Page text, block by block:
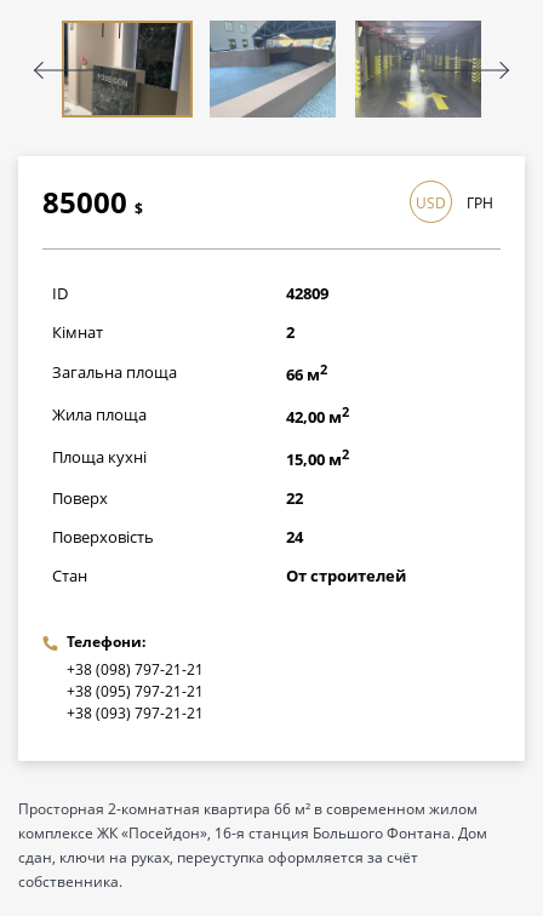
85000 $
2465000грн
USD ГРН
ID
42809
Кімнат
2
Загальна площа
66 м2
Жила площа 42,00 м2
Площа кухні 15,00 м2
Поверх
22
Поверховість
24
Стан
От строителей
Телефони:
+38 (098) 797-21-21
+38 (095) 797-21-21
+38 (093) 797-21-21
Просторная 2-комнатная квартира 66 м² в современном жилом
комплексе ЖК «Посейдон», 16-я станция Большого Фонтана. Дом
сдан, ключи на руках, переуступка оформляется за счёт
собственника.